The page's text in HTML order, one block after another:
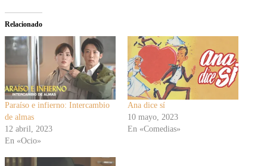
Relacionado
Paraíso e infierno: Intercambio
de almas
12 abril, 2023
En «Ocio»
Ana dice sí
10 mayo, 2023
En «Comedias»